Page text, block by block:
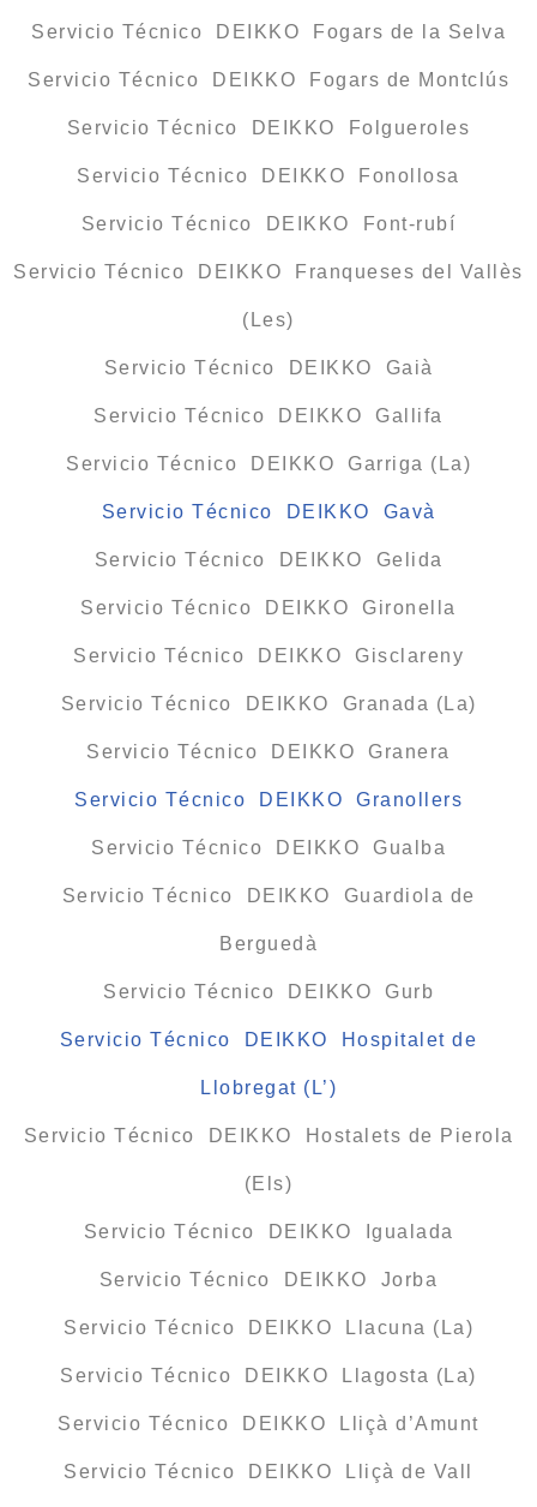
Servicio Técnico DEIKKO Fogars de la Selva
Servicio Técnico DEIKKO Fogars de Montclús
Servicio Técnico DEIKKO Folgueroles
Servicio Técnico DEIKKO Fonollosa
Servicio Técnico DEIKKO Font-rubí
Servicio Técnico DEIKKO Franqueses del Vallès
(Les)
Servicio Técnico DEIKKO Gaià
Servicio Técnico DEIKKO Gallifa
Servicio Técnico DEIKKO Garriga (La)
Servicio Técnico DEIKKO Gavà
Servicio Técnico DEIKKO Gelida
Servicio Técnico DEIKKO Gironella
Servicio Técnico DEIKKO Gisclareny
Servicio Técnico DEIKKO Granada (La)
Servicio Técnico DEIKKO Granera
Servicio Técnico DEIKKO Granollers
Servicio Técnico DEIKKO Gualba
Servicio Técnico DEIKKO Guardiola de
Berguedà
Servicio Técnico DEIKKO Gurb
Servicio Técnico DEIKKO Hospitalet de
Llobregat (L’)
Servicio Técnico DEIKKO Hostalets de Pierola
(Els)
Servicio Técnico DEIKKO Igualada
Servicio Técnico DEIKKO Jorba
Servicio Técnico DEIKKO Llacuna (La)
Servicio Técnico DEIKKO Llagosta (La)
Servicio Técnico DEIKKO Lliçà d’Amunt
Servicio Técnico DEIKKO Lliçà de Vall